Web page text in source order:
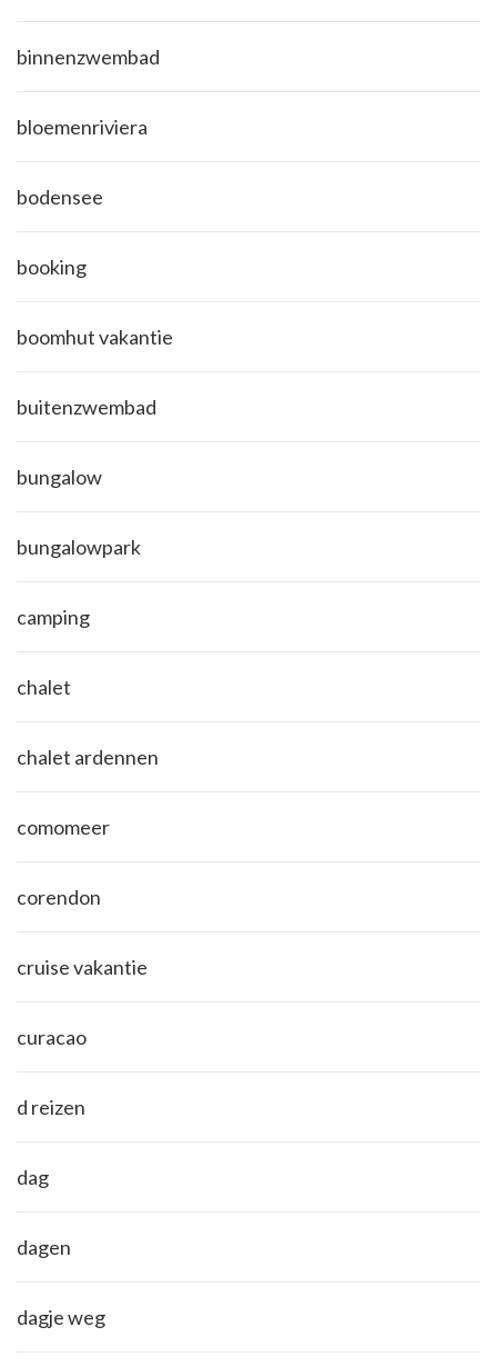
binnenzwembad
bloemenriviera
bodensee
booking
boomhut vakantie
buitenzwembad
bungalow
bungalowpark
camping
chalet
chalet ardennen
comomeer
corendon
cruise vakantie
curacao
d reizen
dag
dagen
dagje weg